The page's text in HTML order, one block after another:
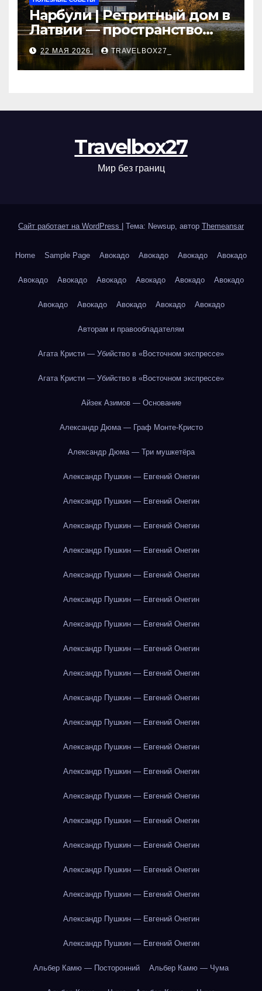
Нарбули | Ретритный дом в
Латвии — пространство
для саморазвития и
восстановления
22 МАЯ 2026 TRAVELBOX27_
Travelbox27
Мир без границ
Сайт работает на WordPress Тема: Newsup, автор Themeansar
Home Sample Page Авокадо Авокадо Авокадо Авокадо
Авокадо Авокадо Авокадо Авокадо Авокадо Авокадо
Авокадо Авокадо Авокадо Авокадо Авокадо
Авторам и правообладателям
Агата Кристи — Убийство в «Восточном экспрессе»
Агата Кристи — Убийство в «Восточном экспрессе»
Айзек Азимов — Основание
Александр Дюма — Граф Монте-Кристо
Александр Дюма — Три мушкетёра
Александр Пушкин — Евгений Онегин
Александр Пушкин — Евгений Онегин
Александр Пушкин — Евгений Онегин
Александр Пушкин — Евгений Онегин
Александр Пушкин — Евгений Онегин
Александр Пушкин — Евгений Онегин
Александр Пушкин — Евгений Онегин
Александр Пушкин — Евгений Онегин
Александр Пушкин — Евгений Онегин
Александр Пушкин — Евгений Онегин
Александр Пушкин — Евгений Онегин
Александр Пушкин — Евгений Онегин
Александр Пушкин — Евгений Онегин
Александр Пушкин — Евгений Онегин
Александр Пушкин — Евгений Онегин
Александр Пушкин — Евгений Онегин
Александр Пушкин — Евгений Онегин
Александр Пушкин — Евгений Онегин
Александр Пушкин — Евгений Онегин
Александр Пушкин — Евгений Онегин
Альбер Камю — Посторонний Альбер Камю — Чума